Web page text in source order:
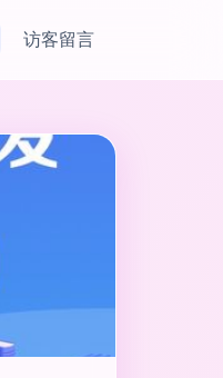
访客留言